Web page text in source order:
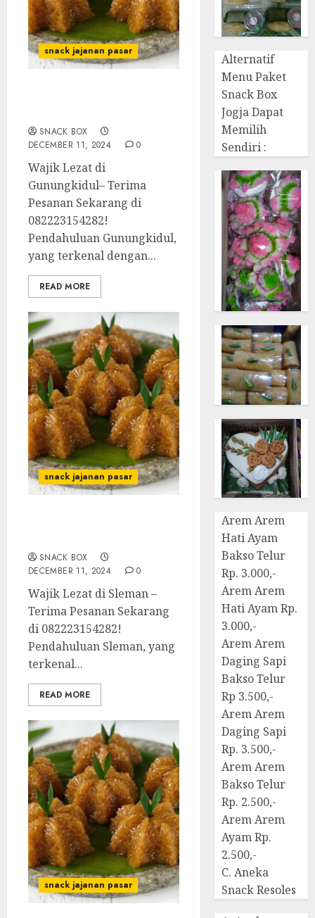
snack jajanan pasar
SNACK BOX
DECEMBER 11, 2024
0
Wajik Lezat di
Gunungkidul– Terima
Pesanan Sekarang di
082223154282!
Pendahuluan Gunungkidul,
yang terkenal dengan...
READ MORE
snack jajanan pasar
SNACK BOX
DECEMBER 11, 2024
0
Wajik Lezat di Sleman –
Terima Pesanan Sekarang
di 082223154282!
Pendahuluan Sleman, yang
terkenal...
READ MORE
snack jajanan pasar
Alternatif
Menu Paket
Snack Box
Jogja Dapat
Memilih
Sendiri :
Arem Arem
Hati Ayam
Bakso Telur
Rp. 3.000,-
Arem Arem
Hati Ayam Rp.
3.000,-
Arem Arem
Daging Sapi
Bakso Telur
Rp 3.500,-
Arem Arem
Daging Sapi
Rp. 3.500,-
Arem Arem
Bakso Telur
Rp. 2.500,-
Arem Arem
Ayam Rp.
2.500,-
C. Aneka
Snack Resoles